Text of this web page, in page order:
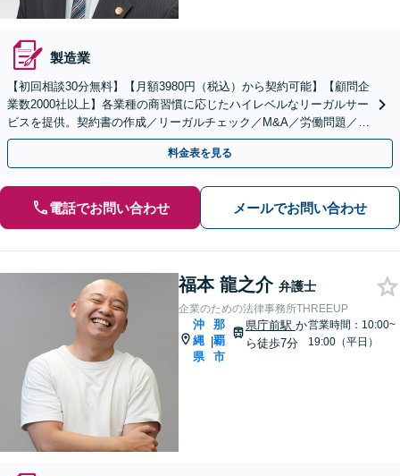
製造業
【初回相談30分無料】【月額3980円（税込）から契約可能】【顧問企
業数2000社以上】各業種の商習慣に応じたハイレベルなリーガルサー
ビスを提供。契約書の作成／リーガルチェック／M&A／労働問題／知
的財産等、お任せください【他士業連携可能】
料金表を見る
電話でお問い合わせ メールでお問い合わせ
福本 龍之介 弁護士
企業のための法律事務所THREEUP
沖
縄
県
|
那
覇
市
県庁前駅 か
ら徒歩7分
営業時間：10:00~
19:00（平日）